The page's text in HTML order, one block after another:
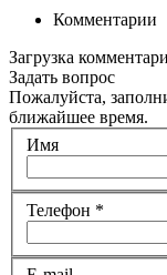
Комментарии
Загрузка
Задать вопрос
Пожалуйста,
ближайшее время.
Имя
Телефон *